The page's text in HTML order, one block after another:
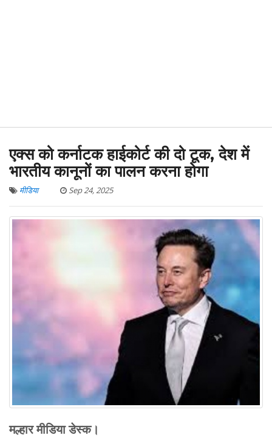
एक्स को कर्नाटक हाईकोर्ट की दो टूक, देश में
भारतीय कानूनों का पालन करना होगा
मीडिया Sep 24, 2025
मल्हार मीडिया डेस्क।